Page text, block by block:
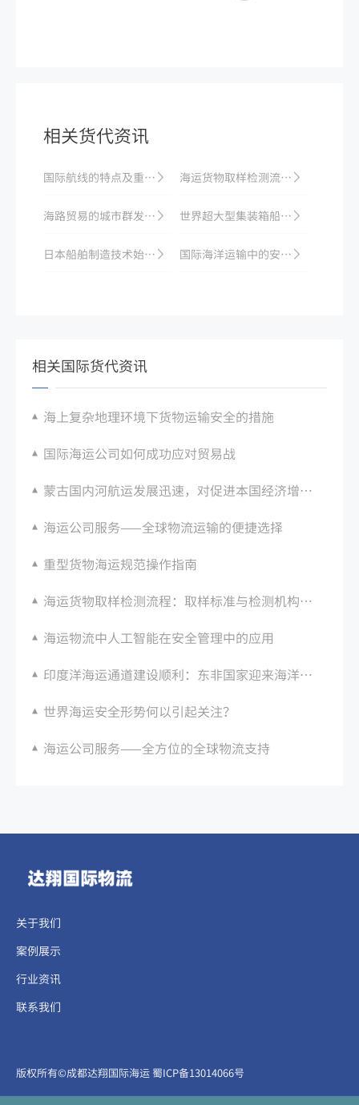
相关货代资讯
国际航线的特点及重要性 海运货物取样检测流程：取样标准与检测机构选择
海路贸易的城市群发展战略演化及其影响因素 世界超大型集装箱船舶数量持续增长，未来货运发展低碳化迈向新阶段
日本船舶制造技术始终处于世界领先水平 国际海洋运输中的安全问题及应对措施
相关国际货代资讯
海上复杂地理环境下货物运输安全的措施
国际海运公司如何成功应对贸易战
蒙古国内河航运发展迅速，对促进本国经济增长有重要作用
海运公司服务——全球物流运输的便捷选择
重型货物海运规范操作指南
海运货物取样检测流程：取样标准与检测机构选择
海运物流中人工智能在安全管理中的应用
印度洋海运通道建设顺利：东非国家迎来海洋蓝经济发展黄金期
世界海运安全形势何以引起关注？
海运公司服务——全方位的全球物流支持
关于我们
案例展示
行业资讯
联系我们
​​​版权所有©成都达翔国际海运 蜀ICP备13014066号